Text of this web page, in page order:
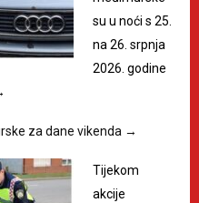
su u noći s 25.
na 26. srpnja
2026. godine
za dane vikenda →
Tijekom
akcije